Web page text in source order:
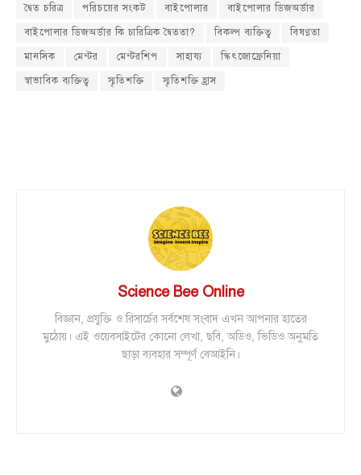
দ্বৈত চরিত্র
পরিচয়ের সংকট বাইপোলার
বাইপোলার ডিজঅর্ডার
বাইপোলার ডিজঅর্ডার কি চারিত্রিক দ্বৈততা?
বিকল্প ব্যক্তিত্ব
বিষণ্ণতা
মানসিক
মেন্টর মেন্টরশিপ সাহায্য
স্কিৎজোফ্রেনিয়া
স্বাভাবিক ব্যক্তিত্ব
স্মৃতিশক্তি স্মৃতিশক্তি হ্রাস
Science Bee Online
বিজ্ঞান, প্রযুক্তি ও রিসার্চের সর্বশেষ সংবাদ এখন আপনার হাতের
মুঠোয়। এই ওয়েবসাইটের কোনো লেখা, ছবি, অডিও, ভিডিও অনুমতি
ছাড়া ব্যবহার সম্পূর্ণ বেআইনি।